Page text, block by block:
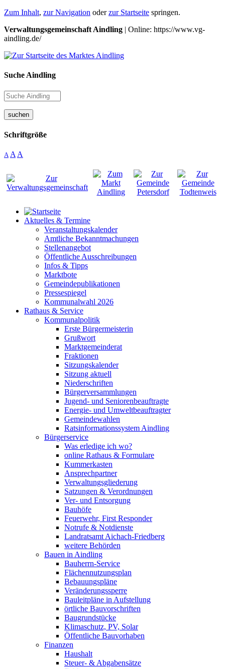
Zum Inhalt, zur Navigation oderzur Startseite springen.
Verwaltungsgemeinschaft Aindling | Online: https://www.vg-
aindling.de/
Suche Aindling
suchen
Schriftgröße
A A A
Aktuelles & Termine
Veranstaltungskalender
Amtliche Bekanntmachungen
Stellenangebot
Öffentliche Ausschreibungen
Infos & Tipps
Marktbote
Gemeindepublikationen
Pressespiegel
Kommunalwahl 2026
Rathaus & Service
Kommunalpolitik
Erste Bürgermeisterin
Grußwort
Marktgemeinderat
Fraktionen
Sitzungskalender
Sitzung aktuell
Niederschriften
Bürgerversammlungen
Jugend- und Seniorenbeauftragte
Energie- und Umweltbeauftragter
Gemeindewahlen
Ratsinformationssystem Aindling
Bürgerservice
Was erledige ich wo?
online Rathaus & Formulare
Kummerkasten
Ansprechpartner
Verwaltungsgliederung
Satzungen & Verordnungen
Ver- und Entsorgung
Bauhöfe
Feuerwehr, First Responder
Notrufe & Notdienste
Landratsamt Aichach-Friedberg
weitere Behörden
Bauen in Aindling
Bauherrn-Service
Flächennutzungsplan
Bebauungspläne
Veränderungssperre
Bauleitpläne in Aufstellung
örtliche Bauvorschriften
Baugrundstücke
Klimaschutz, PV, Solar
Öffentliche Bauvorhaben
Finanzen
Haushalt
Steuer- & Abgabensätze